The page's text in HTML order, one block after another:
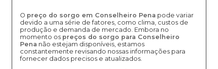
O preço do sorgo em Conselheiro Pena pode variar
devido a uma série de fatores, como clima, custos de
produção e demanda de mercado. Embora no
momento os preços do sorgo para Conselheiro
Pena não estejam disponíveis, estamos
constantemente revisando nossas informações para
fornecer dados precisos e atualizados.